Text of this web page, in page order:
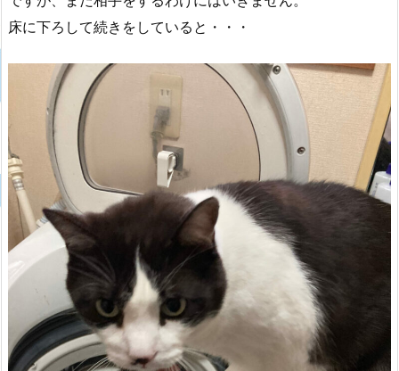
床に下ろして続きをしていると・・・